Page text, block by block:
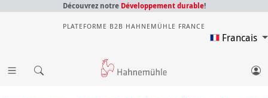
Découvrez notre Développement durable!
PLATEFORME B2B HAHNEMÜHLE FRANCE
Francais